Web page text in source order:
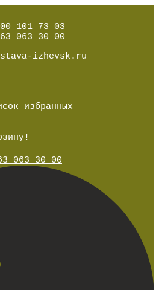
101 73 03
063 30 00
izhevsk.ru
избранных
063 30 00